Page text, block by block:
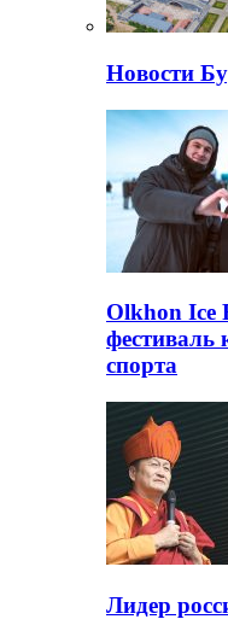
Новости
Olkhon Ice
фестиваль
спорта
Лидер